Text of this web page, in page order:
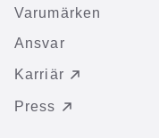
Varumärken
Ansvar
Karriär
Press